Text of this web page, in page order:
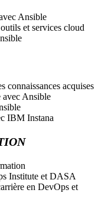
Ansible
et services cloud
connaissances acquises
avec Ansible
IBM Instana
Institute et DASA
en DevOps et